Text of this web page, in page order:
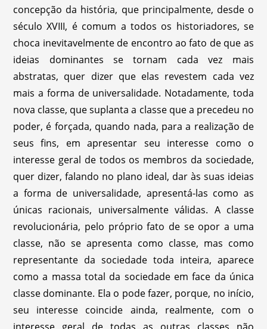
concepção da história, que principalmente, desde o
século XVIII, é comum a todos os historiadores, se
choca inevitavelmente de encontro ao fato de que as
ideias dominantes se tornam cada vez mais
abstratas, quer dizer que elas revestem cada vez
mais a forma de universalidade. Notadamente, toda
nova classe, que suplanta a classe que a precedeu no
poder, é forçada, quando nada, para a realização de
seus fins, em apresentar seu interesse como o
interesse geral de todos os membros da sociedade,
quer dizer, falando no plano ideal, dar às suas ideias
a forma de universalidade, apresentá-las como as
únicas racionais, universalmente válidas. A classe
revolucionária, pelo próprio fato de se opor a uma
classe, não se apresenta como classe, mas como
representante da sociedade toda inteira, aparece
como a massa total da sociedade em face da única
classe dominante. Ela o pode fazer, porque, no início,
seu interesse coincide ainda, realmente, com o
interesse geral de todas as outras classes não